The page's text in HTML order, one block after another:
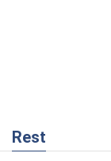
Rest